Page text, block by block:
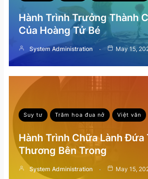
Hành Trình Trưởng Thành
Của Hoàng Tử Bé
System Administration May 15,
Suy tư Trăm hoa đua nở Việt văn
Hành Trình Chữa Lành Đứa
Thương Bên Trong
System Administration May 15,